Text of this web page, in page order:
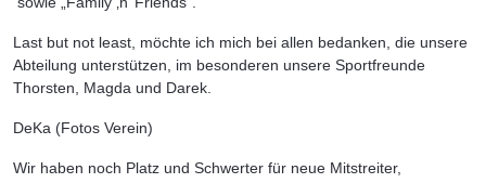
Last but not least, möchte ich mich bei allen bedanken, die unsere
Abteilung unterstützen, im besonderen unsere Sportfreunde
Thorsten, Magda und Darek.
DeKa (Fotos Verein)
Wir haben noch Platz und Schwerter für neue Mitstreiter,